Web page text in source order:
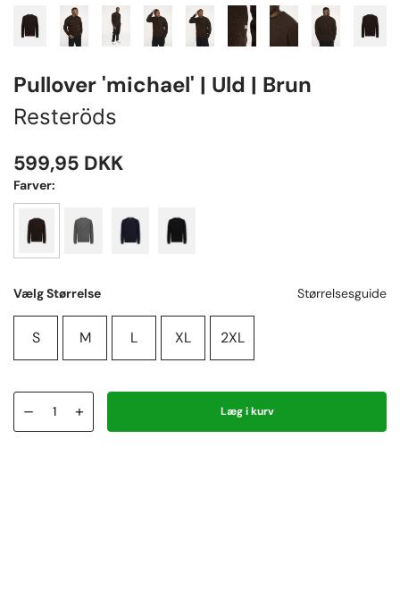
Pullover 'michael' | Uld | Brun
Resteröds
599,95 DKK
Farver:
Vælg Størrelse Størrelsesguide
S M L XL 2XL
– + Læg i kurv